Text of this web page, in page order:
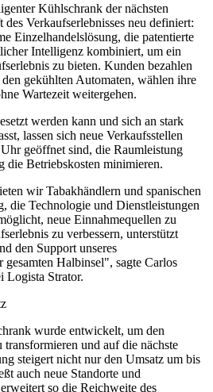
Kühlschrank der nächsten
Verkaufserlebnisses neu definiert:
Einzelhandelslösung, die patentierte
Intelligenz kombiniert, um ein
zu bieten. Kunden bezahlen
gekühlten Automaten, wählen ihre
Wartezeit weitergehen.
werden kann und sich an stark
lassen sich neue Verkaufsstellen
geöffnet sind, die Raumleistung
die Betriebskosten minimieren.
wir Tabakhändlern und spanischen
die Technologie und Dienstleistungen
neue Einnahmequellen zu
zu verbessern, unterstützt
den Support unseres
gesamten Halbinsel", sagte Carlos
Logista Strator.
wurde entwickelt, um den
und auf die nächste
steigert nicht nur den Umsatz um bis
auch neue Standorte und
so die Reichweite des